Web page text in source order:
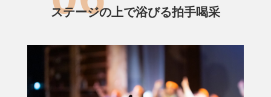
ステージの上で浴びる拍手喝采